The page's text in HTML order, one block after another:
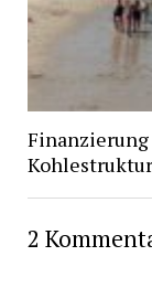
Finanzierung
2